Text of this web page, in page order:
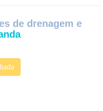
de drenagem e